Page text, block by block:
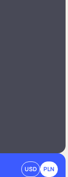
USD PLN